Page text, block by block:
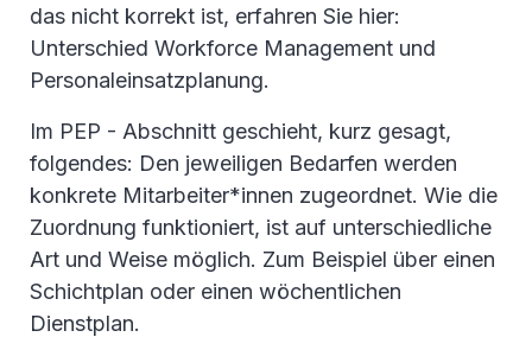
das nicht korrekt ist, erfahren Sie hier:
Unterschied Workforce Management und
Personaleinsatzplanung.
Im PEP - Abschnitt geschieht, kurz gesagt,
folgendes: Den jeweiligen Bedarfen werden
konkrete Mitarbeiter*innen zugeordnet. Wie die
Zuordnung funktioniert, ist auf unterschiedliche
Art und Weise möglich. Zum Beispiel über einen
Schichtplan oder einen wöchentlichen
Dienstplan.